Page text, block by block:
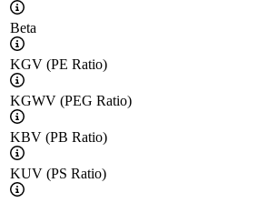
Beta
KGV (PE Ratio)
KGWV (PEG Ratio)
KBV (PB Ratio)
KUV (PS Ratio)